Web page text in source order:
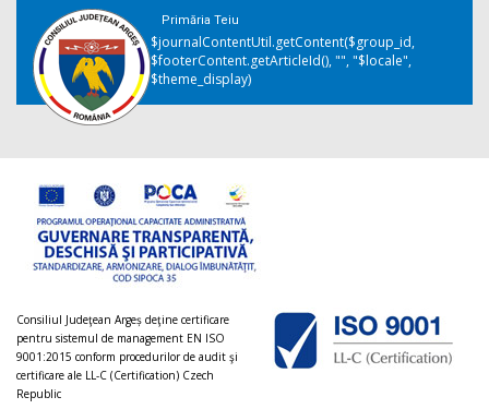
Primăria Teiu
$journalContentUtil.getContent($group_id,
$footerContent.getArticleId(), "", "$locale",
$theme_display)
Consiliul Judeţean Argeș deţine certificare
pentru sistemul de management EN ISO
9001:2015 conform procedurilor de audit şi
certificare ale LL-C (Certification) Czech
Republic